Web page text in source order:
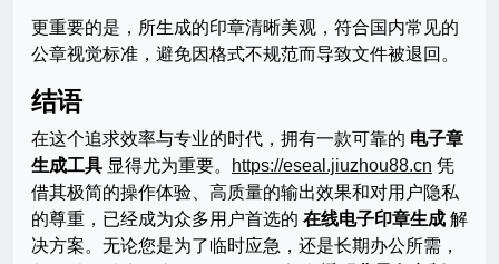
更重要的是，所生成的印章清晰美观，符合国内常见的
公章视觉标准，避免因格式不规范而导致文件被退回。
结语
在这个追求效率与专业的时代，拥有一款可靠的 电子章
生成工具 显得尤为重要。 https://eseal.jiuzhou88.cn 凭
借其极简的操作体验、高质量的输出效果和对用户隐私
的尊重，已经成为众多用户首选的 在线电子印章生成 解
决方案。无论您是为了临时应急，还是长期办公所需，